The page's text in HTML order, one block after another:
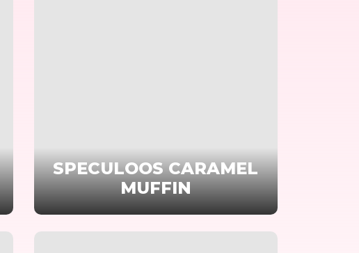
SPECULOOS CARAMEL
MUFFIN